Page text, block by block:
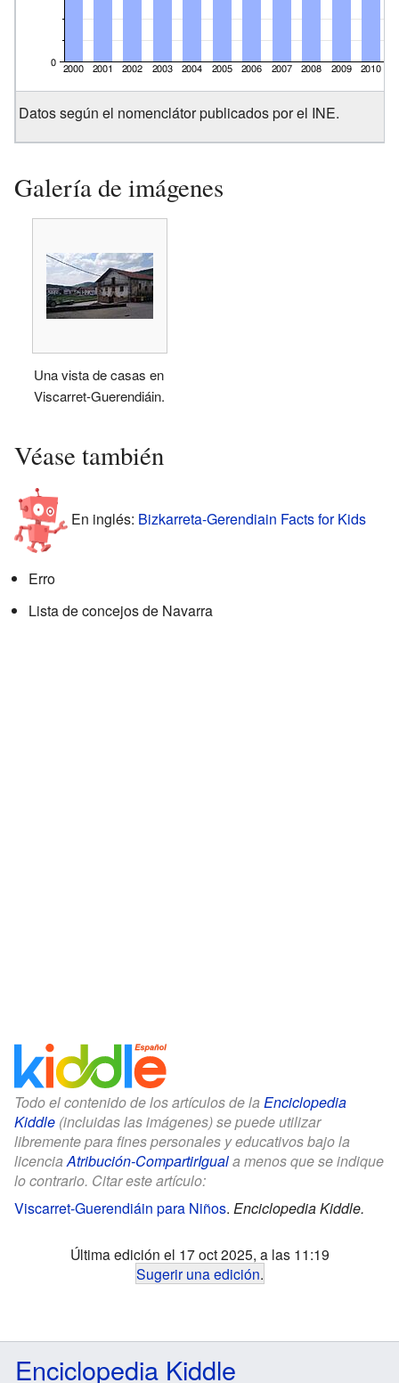
Datos según el nomenclátor publicados por el INE.
Galería de imágenes
Una vista de casas en
Viscarret-Guerendiáin.
Véase también
En inglés: Bizkarreta-Gerendiain Facts for Kids
Erro
Lista de concejos de Navarra
Todo el contenido de los artículos de la Enciclopedia
Kiddle (incluidas las imágenes) se puede utilizar
libremente para fines personales y educativos bajo la
licenciaAtribución-CompartirIguala menos que se indique
lo contrario. Citar este artículo:
Viscarret-Guerendiáin para Niños. Enciclopedia Kiddle.
Última edición el 17 oct 2025, a las 11:19
Sugerir una edición.
Enciclopedia Kiddle